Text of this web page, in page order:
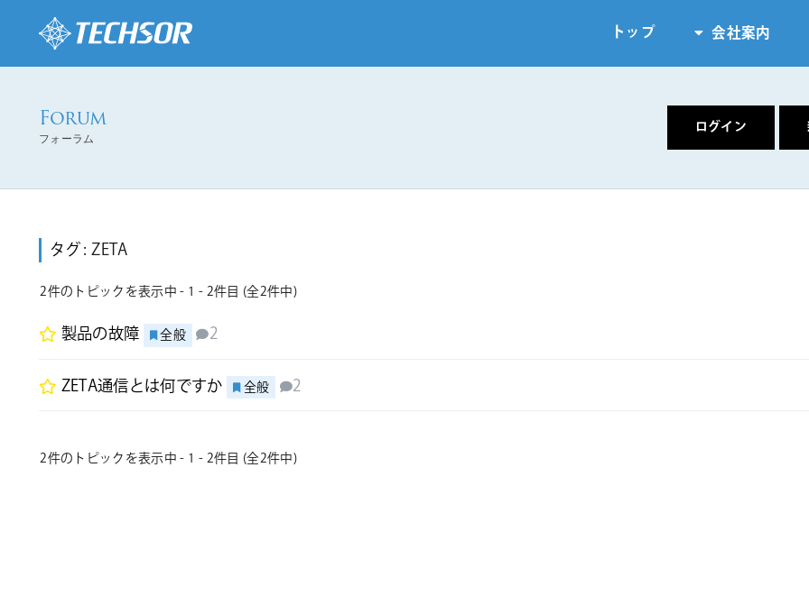
トップ 会社案内
フォーラム
タグ:ZETA
2件のトピックを表示中 - 1 - 2件目 (全2件中)
製品の故障 全般 2
ZETA通信とは何ですか 全般 2
2件のトピックを表示中 - 1 - 2件目 (全2件中)